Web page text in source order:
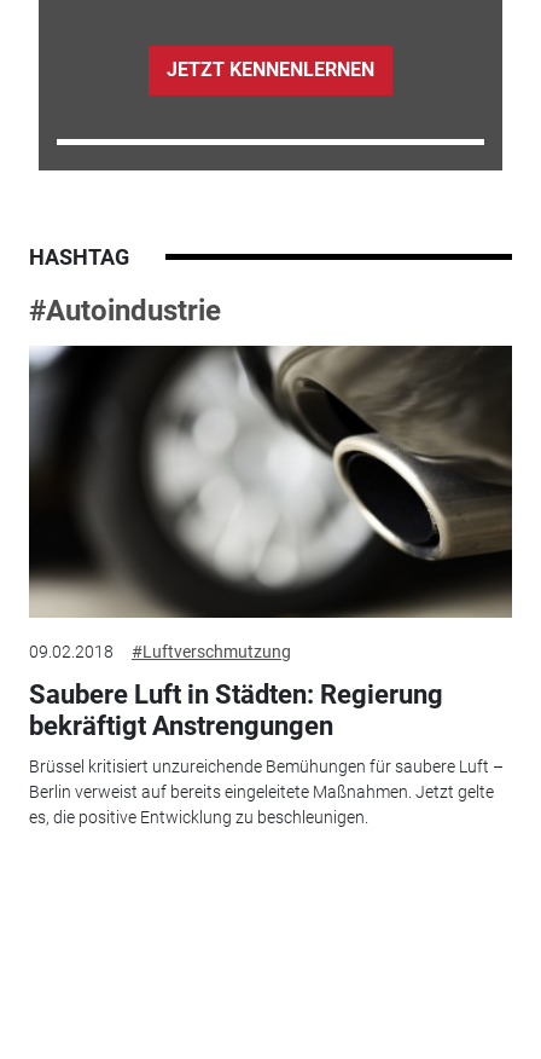
JETZT KENNENLERNEN
HASHTAG
#Autoindustrie
09.02.2018 #Luftverschmutzung
Saubere Luft in Städten: Regierung
bekräftigt Anstrengungen
Brüssel kritisiert unzureichende Bemühungen für saubere Luft –
Berlin verweist auf bereits eingeleitete Maßnahmen. Jetzt gelte
es, die positive Entwicklung zu beschleunigen.